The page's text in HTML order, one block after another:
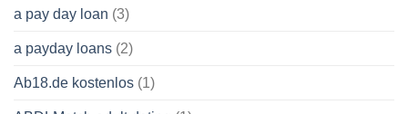
a pay day loan (3)
a payday loans (2)
Ab18.de kostenlos (1)